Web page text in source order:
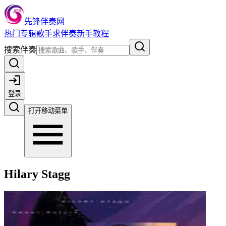
先锋伴奏网
热门 专辑歌手求伴奏新手教程
搜索伴奏
登录
打开移动菜单
Hilary Stagg